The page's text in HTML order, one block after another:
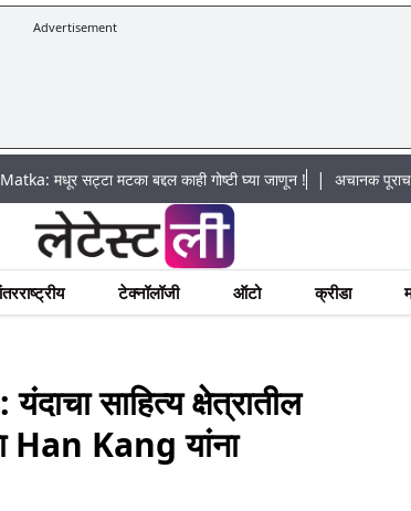
Advertisement
मटका बद्दल काही गोष्टी घ्या जाणून !|अचानक पूराचा धोका:
टेक्नॉलॉजी ऑटो क्रीडा
साहित्य क्षेत्रातील
Kang यांना